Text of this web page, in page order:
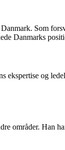
Som
Danmarks
og
områder.